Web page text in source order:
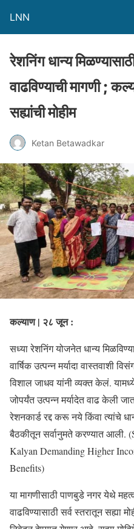
LNN
रेशनिंग धान्य
वाढविण्याची मागणी ;
सह्यांची मोहीम
Ketan Betawadkar
कल्याण | २८ जून :
सध्या रेशनिंग योजनेत धान्य
वार्षिक उत्पन्न मर्यादा वास्तवाशी
विशाल जाधव यांनी व्यक्त केलं.
जोपर्यंत उत्पन्न मर्यादेत वाढ केली
रेशनकार्ड रद्द करू नये किंवा त्यांचे
बैठकीतून सर्वानुमते करण्यात आली.
Kalyan Demanding Higher
Benefits)
या मागणीसाठी पाणबुडे नगर येथे
वाढविण्यासाठी सर्व स्तरातून सह्या